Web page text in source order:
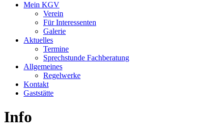
Mein KGV
Verein
Für Interessenten
Galerie
Aktuelles
Termine
Sprechstunde Fachberatung
Allgemeines
Regelwerke
Kontakt
Gaststätte
Info